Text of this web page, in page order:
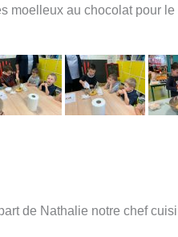
moelleux au chocolat pour
de Nathalie notre chef